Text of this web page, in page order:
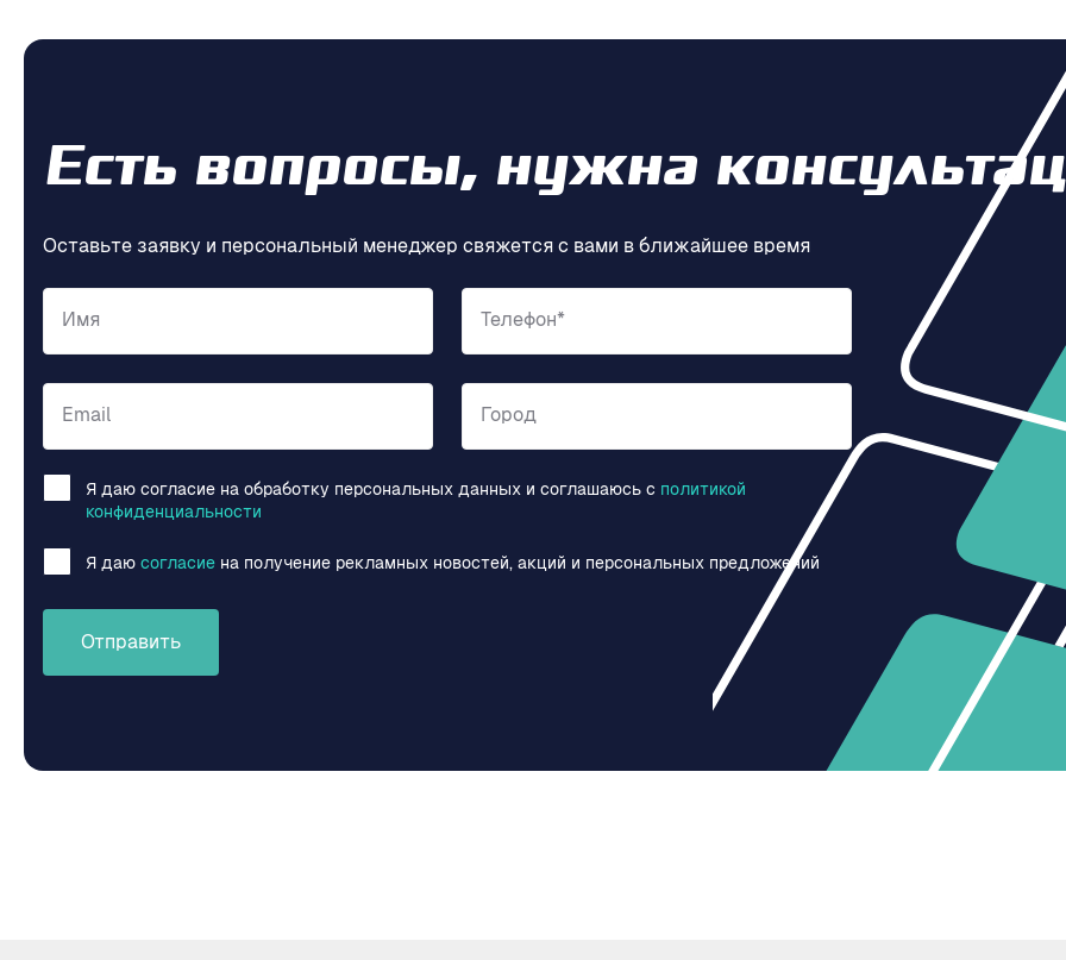
Есть вопросы, нужна
Оставьте заявку и персональный менеджер свяжется с вами в ближайшее время
Имя Телефон*
Email Город
Я даю согласие на обработку персональных данных и соглашаюсь c политикой
конфиденциальности
Я даю согласие на получение рекламных новостей, акций и персональных предложений
Отправить